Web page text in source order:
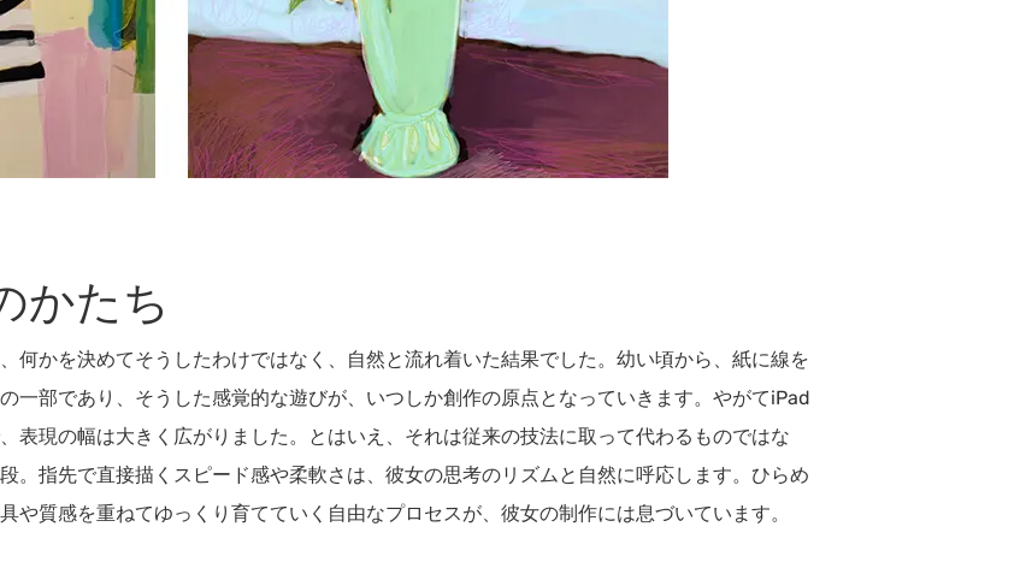
かたち
何かを決めてそうしたわけではなく、自然と流れ着いた結果でした。幼い頃から、紙に線を
一部であり、そうした感覚的な遊びが、いつしか創作の原点となっていきます。やがてiPad
表現の幅は大きく広がりました。とはいえ、それは従来の技法に取って代わるものではな
。指先で直接描くスピード感や柔軟さは、彼女の思考のリズムと自然に呼応します。ひらめ
や質感を重ねてゆっくり育てていく自由なプロセスが、彼女の制作には息づいています。